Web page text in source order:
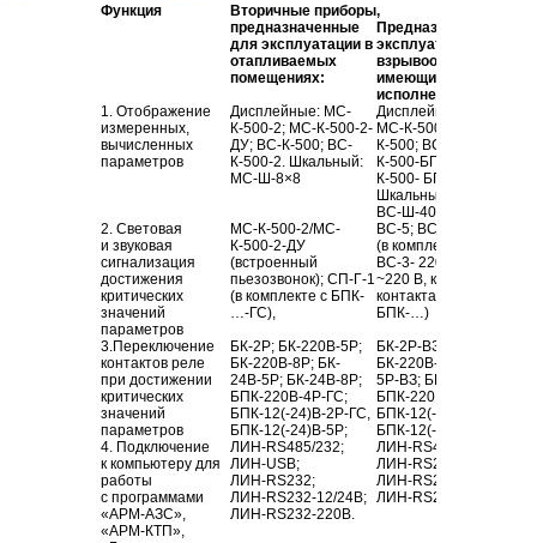
Функция
Вторичные приборы,
предназначенные
для эксплуатации в
отапливаемых
помещениях:
Предназначенные
эксплуатации во
взрывоопасных
имеющие
исполнение УХЛ1
1. Отображение
измеренных,
вычисленных
параметров
Дисплейные: МС-
К-500-2; МС-К-500-2-
ДУ; ВС-К-500; ВС-
К-500-2 . Шкальный:
МС-Ш-8×8
Дисплейные: МС-
МС-К-500-
К-500; ВС-
К-500-БП-ЛИН-ВЗ
К-500- БП-
Шкальные:
ВС-Ш-40
2. Световая
и звуковая
сигнализация
достижения
критических
значений
параметров
МС-К-500-2/МС-
К-500-2-ДУ
(встроенный
пьезозвонок); СП-Г-1
(в комплекте с БПК-
…-ГС),
ВС-5; ВС-3-12В
(в комплекте с БПК-…-
ВС-3- 220В (питание
~220 В , коммутируемое
контактами реле БК-…,
БПК-…)
3.Переключение
контактов реле
при достижении
критических
значений
параметров
БК-2Р; БК-220В-5Р;
БК-220В-8Р; БК-
24В-5Р; БК-24В-8Р;
БПК-220В-4Р-ГС;
БПК-12(-24)В-2Р-ГС
БПК-12(-24)В-5Р;
БК-2Р-ВЗ
БК-220В-8Р-ВЗ
5Р-ВЗ; БК-
БПК-220В-
БПК-12(- 24)В-
БПК-12(-24)
4. Подключение
к компьютеру для
работы
с программами
«АРМ-АЗС»
«АРМ-КТП»
ЛИН-RS485/232;
ЛИН-USB;
ЛИН-RS232;
ЛИН-RS232-12/24В;
ЛИН-RS232-220В
ЛИН-RS485
ЛИН-RS232
ЛИН-RS232-12
ЛИН-RS232-220В